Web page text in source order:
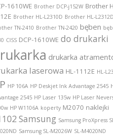
1610WE Brother DCP-j152W Brother
Brother HL-L2310D Brother HL-L2312D
TN-2410 Brother TN-2420 bęben
CISS DCP-1610WE do drukarki
drukarka
laserowa HL-1112E HL-
HP 106A HP Deskjet Ink Advantage 2545
2545 HP Laser 135w HP Laser
HP W1106A koperty M2070 naklejki
Samsung Samsung ProXpress
Samsung SL-M2026W SL-M4020ND